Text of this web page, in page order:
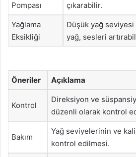
Pompası
çıkarabilir.
Yağlama
Eksikliği
Düşük yağ
yağ, sesleri
Öneriler Açıklama
Kontrol
Direksiyon ve
düzenli olarak kontrol
Bakım
Yağ seviyelerinin ve
kontrol edilmesi.